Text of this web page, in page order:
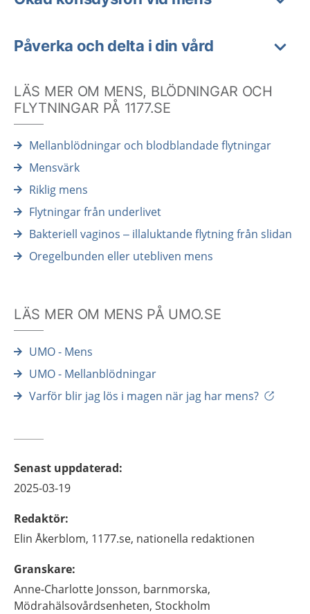
Påverka och delta i din vård
LÄS MER OM MENS, BLÖDNINGAR OCH
FLYTNINGAR PÅ 1177.SE
Mellanblödningar och blodblandade flytningar
Mensvärk
Riklig mens
Flytningar från underlivet
Bakteriell vaginos – illaluktande flytning från slidan
Oregelbunden eller utebliven mens
LÄS MER OM MENS PÅ UMO.SE
UMO - Mens
UMO - Mellanblödningar
Varför blir jag lös i magen när jag har mens?
Senast uppdaterad:
2025-03-19
Redaktör:
Elin Åkerblom, 1177.se, nationella redaktionen
Granskare:
Anne-Charlotte Jonsson, barnmorska,
Mödrahälsovårdsenheten, Stockholm